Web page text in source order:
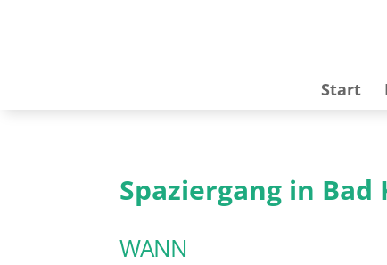
Start
Spaziergang in Bad
WANN